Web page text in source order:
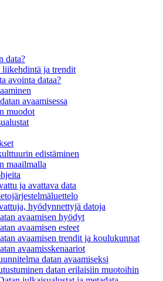
data?
ja trendit
avointa dataa?
avaamisessa
muodot
edistäminen
maailmalla
ja avattava data
hyödynnettyjä datoja
avaamisen hyödyt
avaamisen esteet
avaamisen trendit ja koulukunnat
avaamisskenaariot
datan avaamiseksi
datan erilaisiin muotoihin